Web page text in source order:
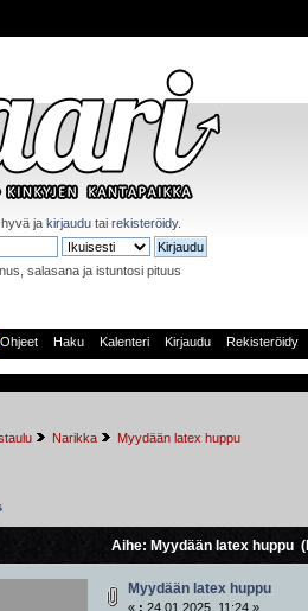
hyvä ja kirjaudu tai rekisteröidy.
salasana ja istuntosi pituus
Ohjeet Haku Kalenteri Kirjaudu Rekisteröidy
Narikka Myydään latex huppu
Aihe: Myydään latex huppu
Myydään latex huppu
« : 24.01.2025, 11:24 »